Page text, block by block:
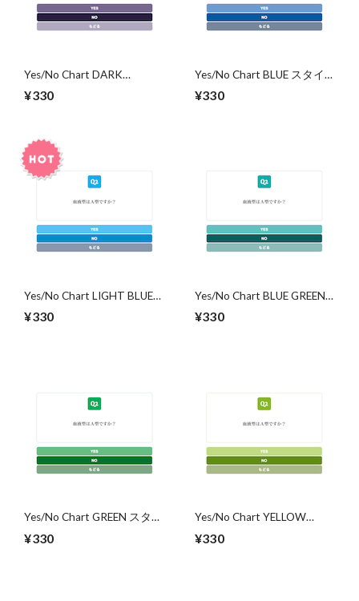
Yes/No Chart DARK
¥330
Yes/No Chart BLUE スタイ
¥330
Yes/No Chart LIGHT BLUE
¥330
Yes/No Chart BLUE GREEN
¥330
Yes/No Chart GREEN スタイ
¥330
Yes/No Chart YELLOW
¥330